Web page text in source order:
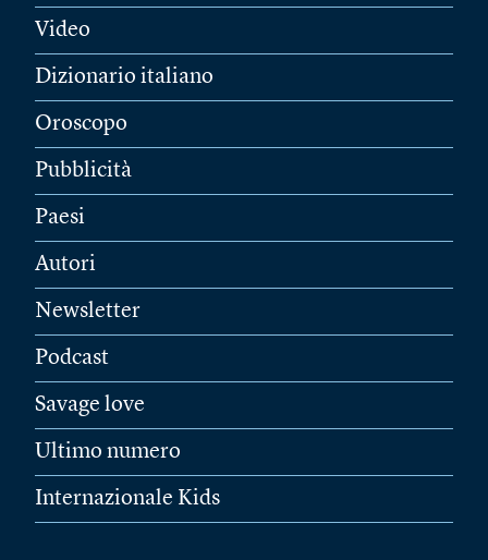
Video
Dizionario italiano
Oroscopo
Pubblicità
Paesi
Autori
Newsletter
Podcast
Savage love
Ultimo numero
Internazionale Kids